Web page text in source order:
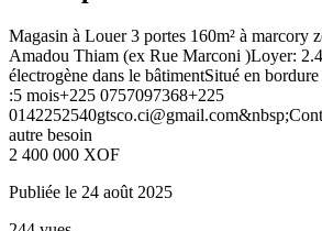
Magasin à Louer 3 portes 160m² à marcory
Amadou Thiam (ex Rue Marconi )Loyer:
électrogène dans le bâtimentSitué en
:5 mois+225 0757097368+225
0142252540gtsco.ci@gmail.com
autre besoin
2 400 000 XOF
Publiée le 24 août 2025